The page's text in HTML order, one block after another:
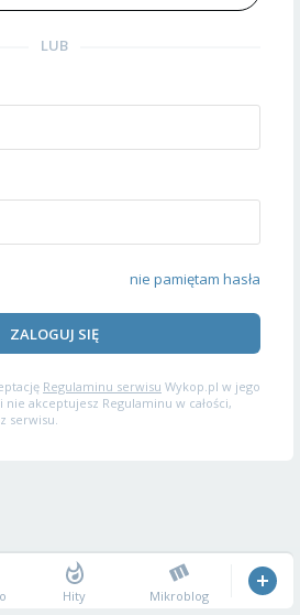
LUB
nie pamiętam hasła
ZALOGUJ SIĘ
Regulaminu serwisu Wykop.pl w jego
akceptujesz Regulaminu w całości,
serwisu.
Hity Mikroblog